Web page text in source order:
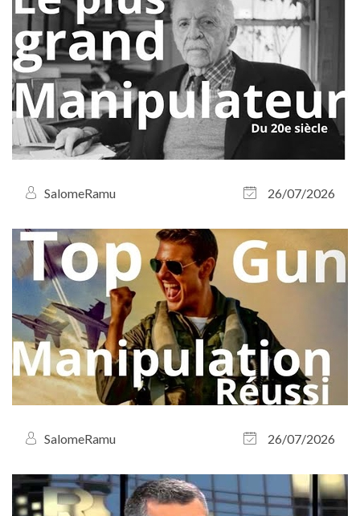
SalomeRamu 26/07/2026
SalomeRamu 26/07/2026